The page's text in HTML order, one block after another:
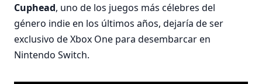
Cuphead, uno de los juegos más célebres del
género indie en los últimos años, dejaría de ser
exclusivo de Xbox One para desembarcar en
Nintendo Switch.